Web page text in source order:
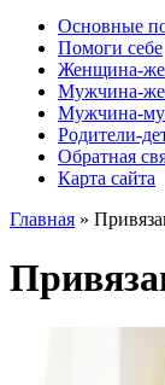
Основные
Помоги себе
Женщина-
Мужчина-
Мужчина-
Родители-
Обратная
Карта сайта
Главная »